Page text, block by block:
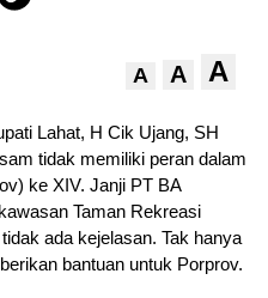
A A A
Lahat, H Cik Ujang, SH
tidak memiliki peran dalam
ke XIV. Janji PT BA
Taman Rekreasi
ada kejelasan. Tak hanya
bantuan untuk Porprov.